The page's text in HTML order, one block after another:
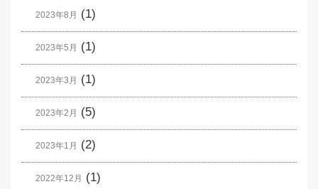
2023年8月 (1)
2023年5月 (1)
2023年3月 (1)
2023年2月 (5)
2023年1月 (2)
2022年12月 (1)